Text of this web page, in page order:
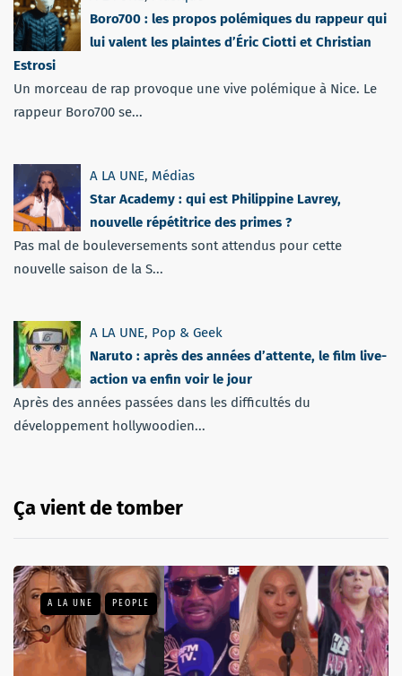
Boro700 : les propos polémiques du rappeur qui
lui valent les plaintes d’Éric Ciotti et Christian
Estrosi
Un morceau de rap provoque une vive polémique à Nice. Le
rappeur Boro700 se...
A LA UNE, Médias
Star Academy : qui est Philippine Lavrey,
nouvelle répétitrice des primes ?
Pas mal de bouleversements sont attendus pour cette
nouvelle saison de la S...
A LA UNE, Pop & Geek
Naruto : après des années d’attente, le film live-
action va enfin voir le jour
Après des années passées dans les difficultés du
développement hollywoodien...
Ça vient de tomber
A LA UNE PEOPLE